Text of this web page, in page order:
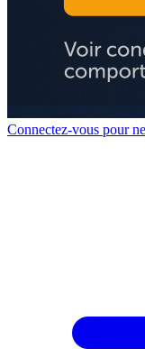
Connectez-vous pour